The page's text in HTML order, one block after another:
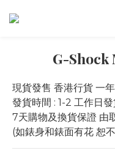
G-Shock
現貨發售 香港行貨 一
發貨時間 : 1-2 工作日
7天購物及換貨保證 由
(如錶身和錶面有花 恕